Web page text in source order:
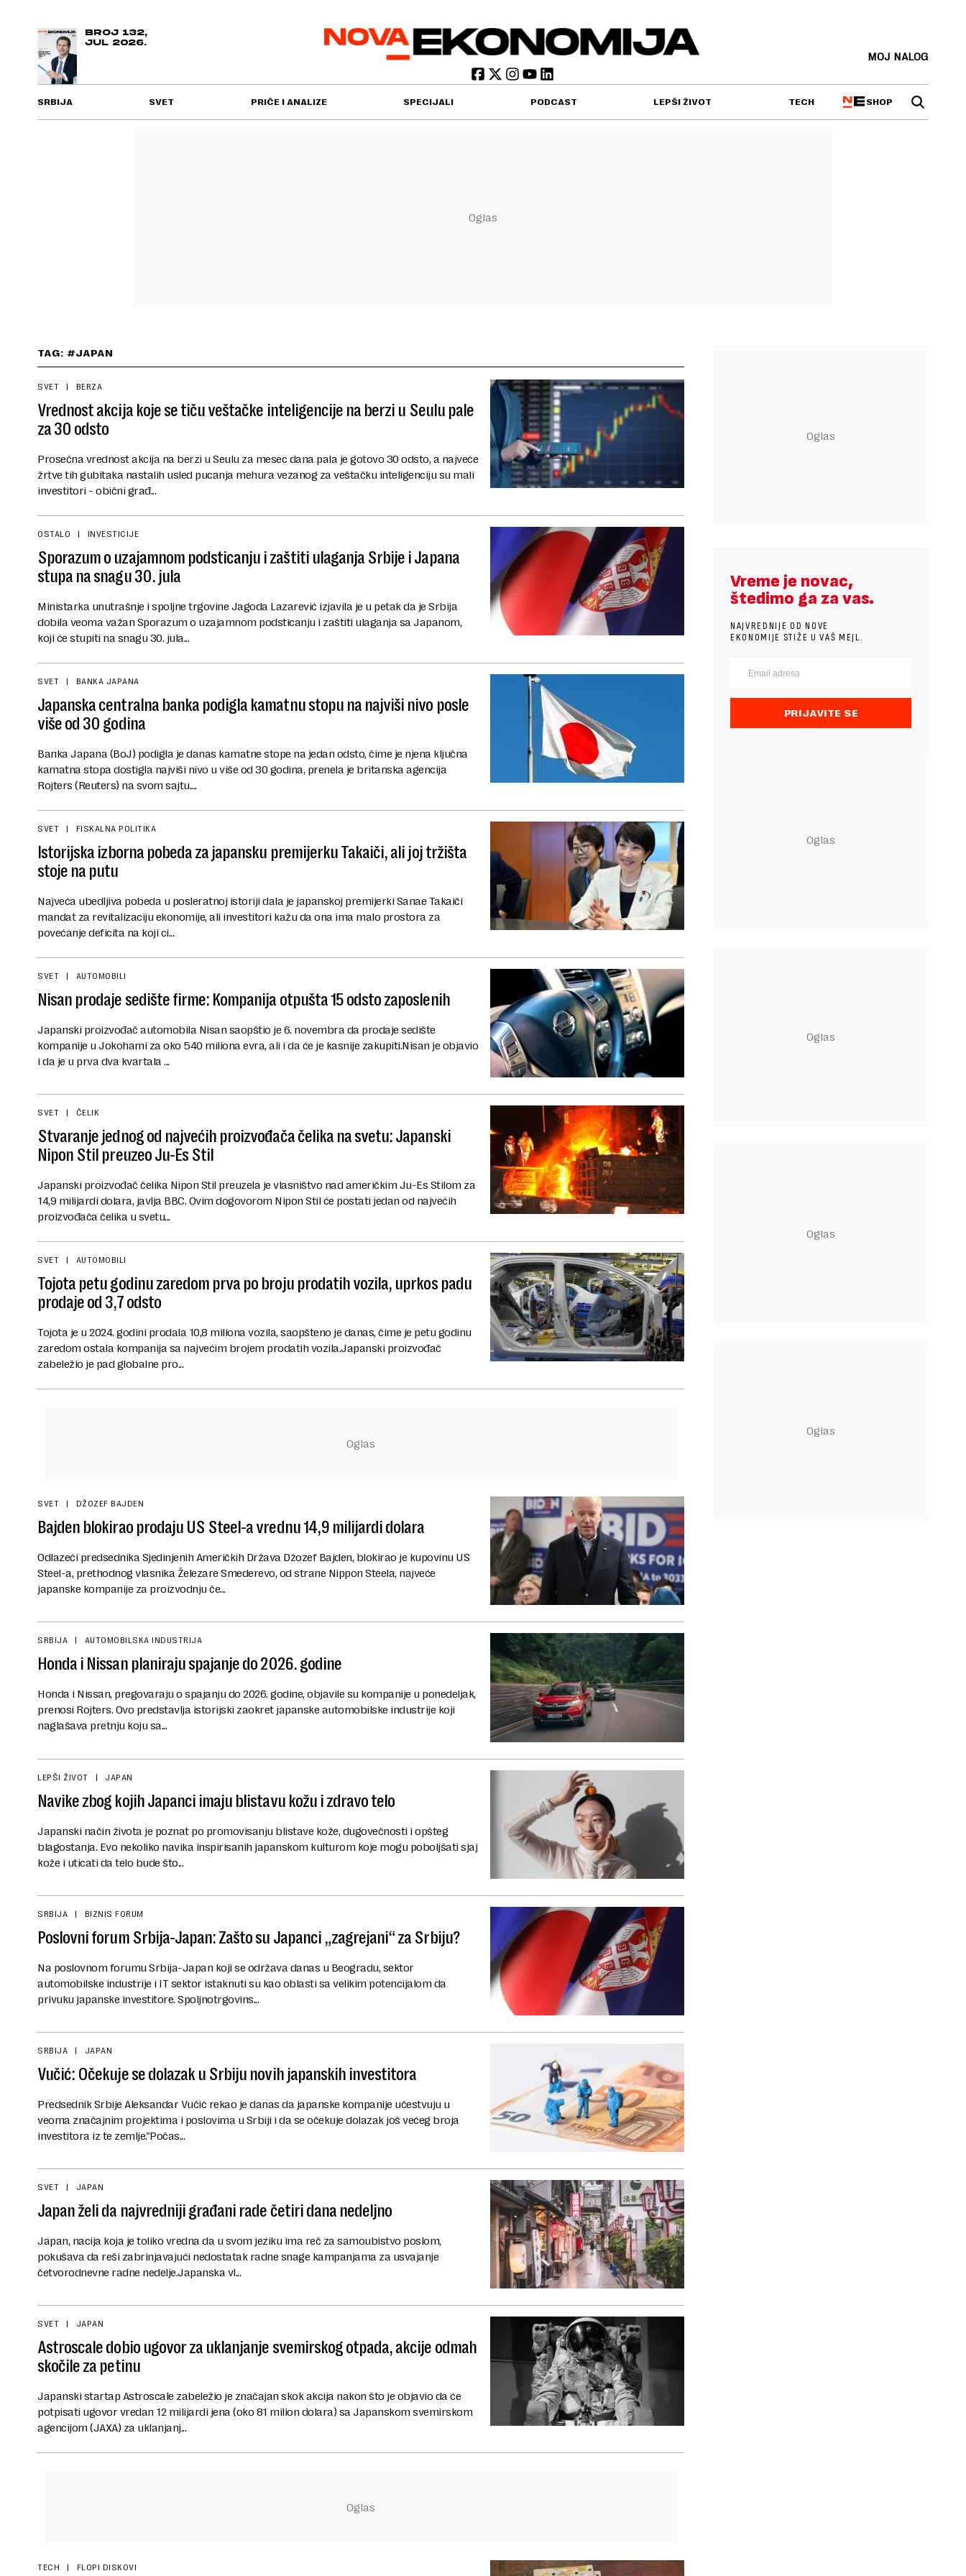
BROJ 132,
JUL 2026.
MOJ NALOG
SRBIJA SVET PRIČE I ANALIZE SPECIJALI PODCAST LEPŠI ŽIVOT TECH SHOP
TAG: #JAPAN
SVET BERZA
Vrednost akcija koje se tiču veštačke inteligencije na berzi u Seulu pale
za 30 odsto
Prosečna vrednost akcija na berzi u Seulu za mesec dana pala je gotovo 30 odsto, a najveće
žrtve tih gubitaka nastalih usled pucanja mehura vezanog za veštačku inteligenciju su mali
investitori - obični građ...
OSTALO INVESTICIJE
Sporazum o uzajamnom podsticanju i zaštiti ulaganja Srbije i Japana
stupa na snagu 30. jula
Ministarka unutrašnje i spoljne trgovine Jagoda Lazarević izjavila je u petak da je Srbija
dobila veoma važan Sporazum o uzajamnom podsticanju i zaštiti ulaganja sa Japanom,
koji će stupiti na snagu 30. jula...
SVET BANKA JAPANA
Japanska centralna banka podigla kamatnu stopu na najviši nivo posle
više od 30 godina
Banka Japana (BoJ) podigla je danas kamatne stope na jedan odsto, čime je njena ključna
kamatna stopa dostigla najviši nivo u više od 30 godina, prenela je britanska agencija
Rojters (Reuters) na svom sajtu....
SVET FISKALNA POLITIKA
Istorijska izborna pobeda za japansku premijerku Takaiči, ali joj tržišta
stoje na putu
Najveća ubedljiva pobeda u posleratnoj istoriji dala je japanskoj premijerki Sanae Takaiči
mandat za revitalizaciju ekonomije, ali investitori kažu da ona ima malo prostora za
povećanje deficita na koji ci...
SVET AUTOMOBILI
Nisan prodaje sedište firme: Kompanija otpušta 15 odsto zaposlenih
Japanski proizvođač automobila Nisan saopštio je 6. novembra da prodaje sedište
kompanije u Jokohami za oko 540 miliona evra, ali i da će je kasnije zakupiti.Nisan je objavio
i da je u prva dva kvartala ...
SVET ČELIK
Stvaranje jednog od najvećih proizvođača čelika na svetu: Japanski
Nipon Stil preuzeo Ju-Es Stil
Japanski proizvođač čelika Nipon Stil preuzela je vlasništvo nad američkim Ju-Es Stilom za
14,9 milijardi dolara, javlja BBC. Ovim dogovorom Nipon Stil će postati jedan od najvećih
proizvođača čelika u svetu...
SVET AUTOMOBILI
Tojota petu godinu zaredom prva po broju prodatih vozila, uprkos padu
prodaje od 3,7 odsto
Tojota je u 2024. godini prodala 10,8 miliona vozila, saopšteno je danas, čime je petu godinu
zaredom ostala kompanija sa najvećim brojem prodatih vozila.Japanski proizvođač
zabeležio je pad globalne pro...
SVET DŽOZEF BAJDEN
Bajden blokirao prodaju US Steel-a vrednu 14,9 milijardi dolara
Odlazeći predsednika Sjedinjenih Američkih Država Džozef Bajden, blokirao je kupovinu US
Steel-a, prethodnog vlasnika Železare Smederevo, od strane Nippon Steela, najveće
japanske kompanije za proizvodnju če...
SRBIJA AUTOMOBILSKA INDUSTRIJA
Honda i Nissan planiraju spajanje do 2026. godine
Honda i Nissan, pregovaraju o spajanju do 2026. godine, objavile su kompanije u ponedeljak,
prenosi Rojters. Ovo predstavlja istorijski zaokret japanske automobilske industrije koji
naglašava pretnju koju sa...
LEPŠI ŽIVOT JAPAN
Navike zbog kojih Japanci imaju blistavu kožu i zdravo telo
Japanski način života je poznat po promovisanju blistave kože, dugovečnosti i opšteg
blagostanja. Evo nekoliko navika inspirisanih japanskom kulturom koje mogu poboljšati sjaj
kože i uticati da telo bude što...
SRBIJA BIZNIS FORUM
Poslovni forum Srbija-Japan: Zašto su Japanci „zagrejani“ za Srbiju?
Na poslovnom forumu Srbija-Japan koji se održava danas u Beogradu, sektor
automobilske industrije i IT sektor istaknuti su kao oblasti sa velikim potencijalom da
privuku japanske investitore. Spoljnotrgovins...
SRBIJA JAPAN
Vučić: Očekuje se dolazak u Srbiju novih japanskih investitora
Predsednik Srbije Aleksandar Vučić rekao je danas da japanske kompanije učestvuju u
veoma značajnim projektima i poslovima u Srbiji i da se očekuje dolazak još većeg broja
investitora iz te zemlje."Počas...
SVET JAPAN
Japan želi da najvredniji građani rade četiri dana nedeljno
Japan, nacija koja je toliko vredna da u svom jeziku ima reč za samoubistvo poslom,
pokušava da reši zabrinjavajući nedostatak radne snage kampanjama za usvajanje
četvorodnevne radne nedelje.Japanska vl...
SVET JAPAN
Astroscale dobio ugovor za uklanjanje svemirskog otpada, akcije odmah
skočile za petinu
Japanski startap Astroscale zabeležio je značajan skok akcija nakon što je objavio da će
potpisati ugovor vredan 12 milijardi jena (oko 81 milion dolara) sa Japanskom svemirskom
agencijom (JAXA) za uklanjanj...
TECH FLOPI DISKOVI
Vreme je novac,
štedimo ga za vas.
NAJVREDNIJE OD NOVE
EKONOMIJE STIŽE U VAŠ MEJL.
PRIJAVITE SE